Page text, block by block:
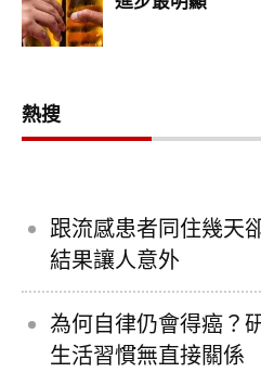
熱搜
跟流感患者同住幾天
結果讓人意外
為何自律仍會得癌？
生活習慣無直接關係